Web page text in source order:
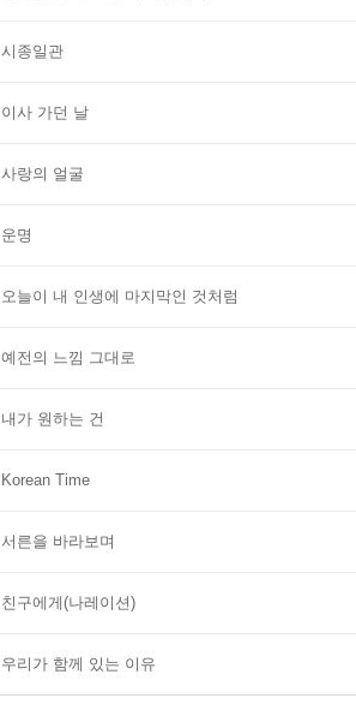
시종일관
이사 가던 날
사랑의 얼굴
운명
오늘이 내 인생에 마지막인 것처럼
예전의 느낌 그대로
내가 원하는 건
Korean Time
서른을 바라보며
친구에게(나레이션)
우리가 함께 있는 이유